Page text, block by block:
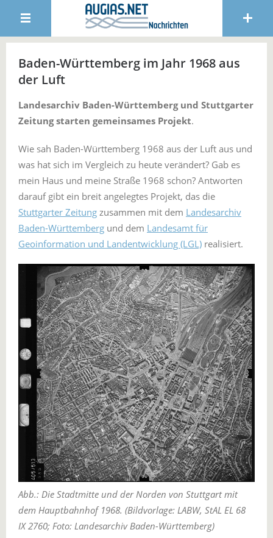
Baden-Württemberg im Jahr 1968 aus
der Luft
Landesarchiv Baden-Württemberg und Stuttgarter
Zeitung starten gemeinsames Projekt.
Wie sah Baden-Württemberg 1968 aus der Luft aus und
was hat sich im Vergleich zu heute verändert? Gab es
mein Haus und meine Straße 1968 schon? Antworten
darauf gibt ein breit angelegtes Projekt, das die
Stuttgarter Zeitung zusammen mit dem Landesarchiv
Baden-Württemberg und dem Landesamt für
Geoinformation und Landentwicklung (LGL) realisiert.
Abb.: Die Stadtmitte und der Norden von Stuttgart mit
dem Hauptbahnhof 1968. (Bildvorlage: LABW, StAL EL 68
IX 2760; Foto: Landesarchiv Baden-Württemberg)